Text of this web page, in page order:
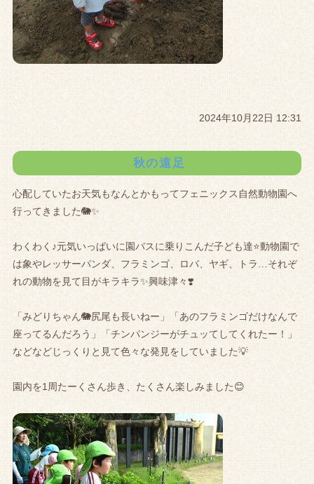
2024年10月22日 12:31
秋の遠足
心配していたお天気もなんとかもってフェニックス自然動物園へ
行ってきました🐘✨
わくわく♪元気いっぱいに園バスに乗りこんだ子ども達⭐️動物園で
は象やレッサーパンダ、フラミンゴ、ロバ、ヤギ、トラ…それぞ
れの動物を見て目がキラキラ✨興味津々❣️
「みどりちゃん🐘尻尾も長いねー」「あのフラミンゴだけなんで
座ってるんだろう」「チンパンジーがチュッてしてくれたー！」
などなどじっくりと見て色々な発見をしていました💡
園内を1周たーくさん歩き、たくさん楽しみました😊